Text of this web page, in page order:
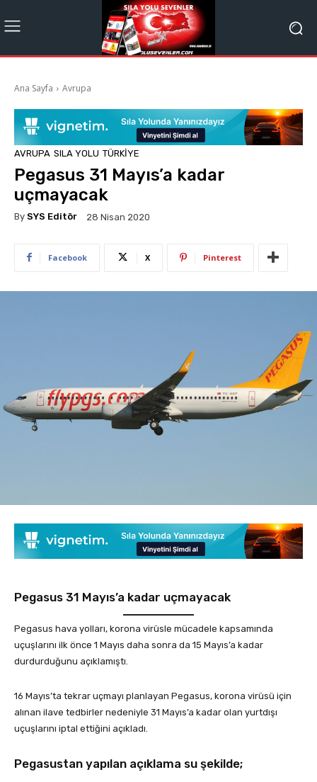
Ana Sayfa Avrupa
AVRUPA SILA YOLU TÜRKIYE
Pegasus 31 Mayıs’a kadar
uçmayacak
By SYS Editör 28 Nisan 2020
Facebook X Pinterest
Pegasus 31 Mayıs’a kadar uçmayacak
Pegasus hava yolları, korona virüsle mücadele kapsamında
uçuşlarını ilk önce 1 Mayıs daha sonra da 15 Mayıs’a kadar
durdurduğunu açıklamıştı.
16 Mayıs’ta tekrar uçmayı planlayan Pegasus, korona virüsü için
alınan ilave tedbirler nedeniyle 31 Mayıs’a kadar olan yurtdışı
uçuşlarını iptal ettiğini açıkladı.
Pegasustan yapılan açıklama su şekilde;